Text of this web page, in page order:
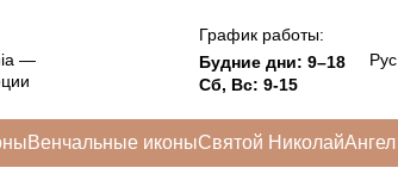
График работы:
Будние дни: 9–18
Сб, Вс: 9-15
Рус
Венчальные иконыСвятой Николай